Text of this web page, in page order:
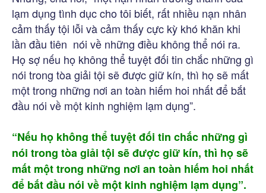
lạm dụng tình dục cho tôi biết, rất nhiều nạn nhân
cảm thấy tội lỗi và cảm thấy cực kỳ khó khăn khi
lần đầu tiên nói về những điều không thể nói ra.
Họ sợ nếu họ không thể tuyệt đối tin chắc những gì
nói trong tòa giải tội sẽ được giữ kín, thì họ sẽ mất
một trong những nơi an toàn hiếm hoi nhất để bắt
đầu nói về một kinh nghiệm lạm dụng”.
“Nếu họ không thể tuyệt đối tin chắc những gì
nói trong tòa giải tội sẽ được giữ kín, thì họ sẽ
mất một trong những nơi an toàn hiếm hoi nhất
để bắt đầu nói về một kinh nghiệm lạm dụng”.